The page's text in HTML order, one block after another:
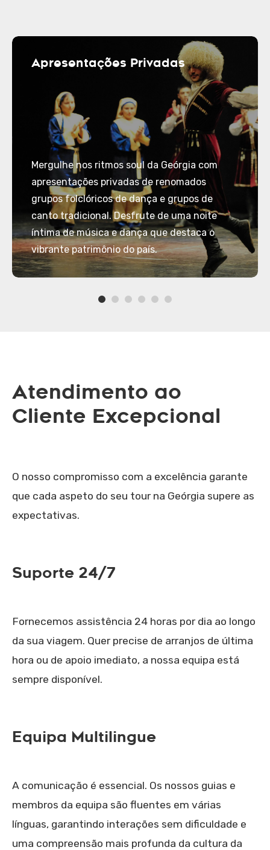
Apresentações Privadas
Mergulhe nos ritmos soul da Geórgia com
apresentações privadas de renomados
grupos folclóricos de dança e grupos de
canto tradicional. Desfrute de uma noite
íntima de música e dança que destaca o
vibrante patrimônio do país.
Atendimento ao
Cliente Excepcional
O nosso compromisso com a excelência garante
que cada aspeto do seu tour na Geórgia supere as
expectativas.
Suporte 24/7
Fornecemos assistência 24 horas por dia ao longo
da sua viagem. Quer precise de arranjos de última
hora ou de apoio imediato, a nossa equipa está
sempre disponível.
Equipa Multilingue
A comunicação é essencial. Os nossos guias e
membros da equipa são fluentes em várias
línguas, garantindo interações sem dificuldade e
uma compreensão mais profunda da cultura da